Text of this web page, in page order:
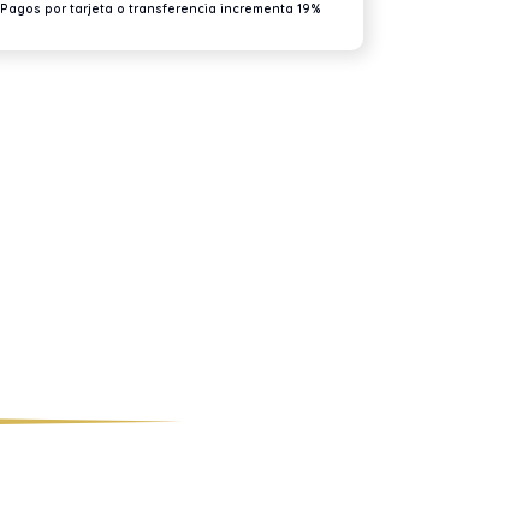
Pagos por tarjeta o transferencia incrementa 19%